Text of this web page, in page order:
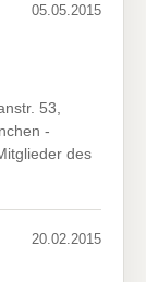
05.05.2015
53,
-
des
20.02.2015